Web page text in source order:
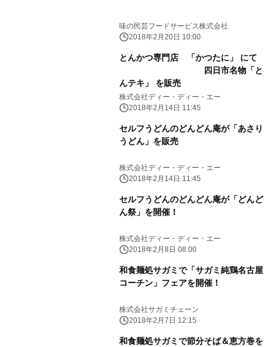
味の民芸フードサービス株式会社
2018年2月20日 10:00
とんかつ専門店 「かつたに」 にて
四日市名物「と
んテキ」 を販売
株式会社ディー・ディー・エー
2018年2月14日 11:45
セルフうどんのどんどん庵が「あさり
うどん」を販売
株式会社ディー・ディー・エー
2018年2月14日 11:45
セルフうどんのどんどん庵が「どんど
ん祭」を開催！
株式会社ディー・ディー・エー
2018年2月8日 08:00
和食麺処サガミで「サガミ純鶏名古屋
コーチン」フェアを開催！
株式会社サガミチェーン
2018年2月7日 12:15
和食麺処サガミで節分そば＆恵方巻を